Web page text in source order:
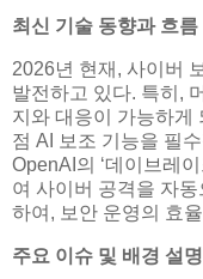
최신 기술 동향과 흐름
2026년 현재, 사이버
발전하고 있다. 특히,
지와 대응이 가능하게
점 AI 보조 기능을 필
OpenAI의 ‘데이브레
여 사이버 공격을 자
하여, 보안 운영의 효
주요 이슈 및 배경 설명